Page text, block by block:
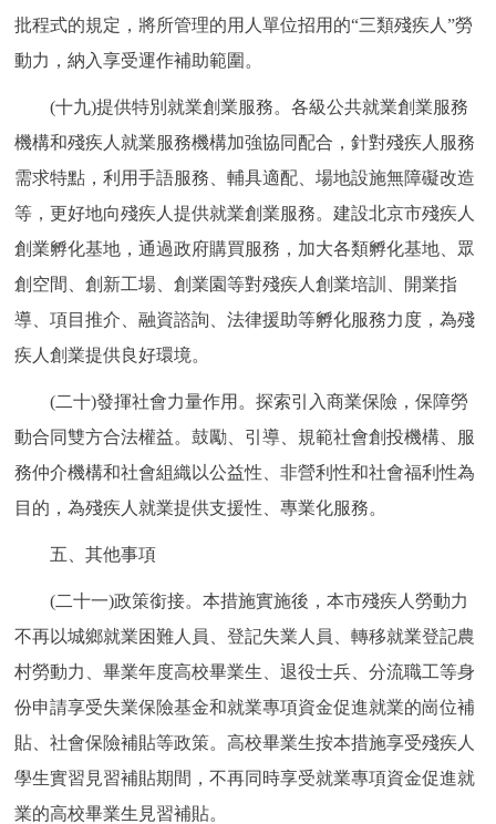
批程式的規定，將所管理的用人單位招用的“三類殘疾人”勞
動力，納入享受運作補助範圍。
(十九)提供特別就業創業服務。各級公共就業創業服務
機構和殘疾人就業服務機構加強協同配合，針對殘疾人服務
需求特點，利用手語服務、輔具適配、場地設施無障礙改造
等，更好地向殘疾人提供就業創業服務。建設北京市殘疾人
創業孵化基地，通過政府購買服務，加大各類孵化基地、眾
創空間、創新工場、創業園等對殘疾人創業培訓、開業指
導、項目推介、融資諮詢、法律援助等孵化服務力度，為殘
疾人創業提供良好環境。
(二十)發揮社會力量作用。探索引入商業保險，保障勞
動合同雙方合法權益。鼓勵、引導、規範社會創投機構、服
務仲介機構和社會組織以公益性、非營利性和社會福利性為
目的，為殘疾人就業提供支援性、專業化服務。
五、其他事項
(二十一)政策銜接。本措施實施後，本市殘疾人勞動力
不再以城鄉就業困難人員、登記失業人員、轉移就業登記農
村勞動力、畢業年度高校畢業生、退役士兵、分流職工等身
份申請享受失業保險基金和就業專項資金促進就業的崗位補
貼、社會保險補貼等政策。高校畢業生按本措施享受殘疾人
學生實習見習補貼期間，不再同時享受就業專項資金促進就
業的高校畢業生見習補貼。